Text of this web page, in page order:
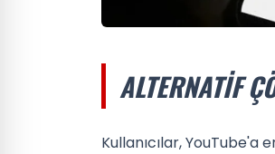
ALTERNATIF
Kullanıcılar,